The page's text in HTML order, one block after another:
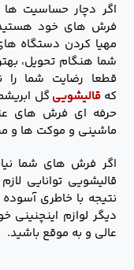
اگر دچار حساسیت
فرش های خود هستید
مهیا کردن دستگاه
شما هنگام تحویل،
قطعا رضایت شما را
که قالیشوییگل
حرفه ای فرش های
ماشینی و موکت ها و
اگر فرش های شما
قالیشویی توانایی
نتیجه با خاطری
دیگر لوازم اینچنینی
عالی و به موقع باشید.